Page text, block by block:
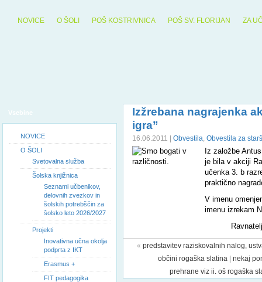
NOVICE O ŠOLI POŠ KOSTRIVNICA POŠ SV. FLORIJAN ZA
Vsebine
NOVICE
O ŠOLI
Svetovalna služba
Šolska knjižnica
Seznami učbenikov,
delovnih zvezkov in
šolskih potrebščin za
šolsko leto 2026/2027
Projekti
Inovativna učna okolja
podprta z IKT
Erasmus +
FIT pedagogika
Izžrebana nagrajenka
igra”
16.06.2011 | Obvestila, Obvestila za
Iz založbe
je bila v akciji
učenka 3. b
praktično
V imenu
imenu izrekam
« predstavitev raziskovalnih nalog,
občini rogaška slatina
nekaj
prehrane viz ii. oš rogaška